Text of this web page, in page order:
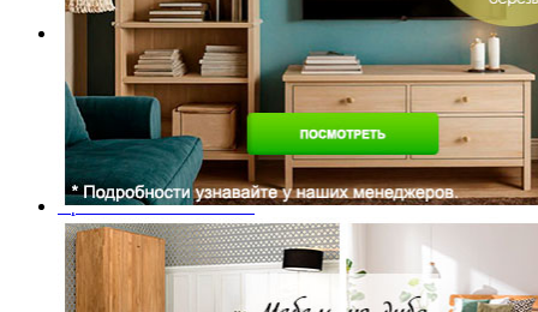
-30%
Спальня
Деревянные кровати с подъемным механизмом
Кровати односпальные с подъемным механизмом
Кровати двуспальные с подъемным механизмом
Кровати полутороспальные с подъемным
Зеркала
Комоды
Кровати двуспальные
Кровати металлические
Кровати односпальные
Кровати полутороспальные
Решетки и настилы под матрас
Спальные гарнитуры